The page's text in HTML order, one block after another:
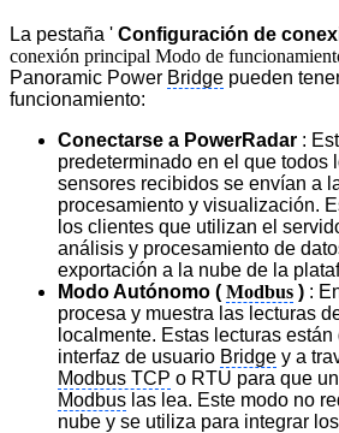
La pestaña ' Configuración de
conexión principal Modo de
Panoramic Power Bridge pueden
funcionamiento:
Conectarse a PowerRadar :
predeterminado en el que todos
sensores recibidos se envían a
procesamiento y visualización.
los clientes que utilizan el
análisis y procesamiento de
exportación a la nube de la
Modo Autónomo ( Modbus ) :
procesa y muestra las lecturas
localmente. Estas lecturas
interfaz de usuario Bridge y a
Modbus TCP o RTU para que
Modbus las lea. Este modo no
nube y se utiliza para integrar